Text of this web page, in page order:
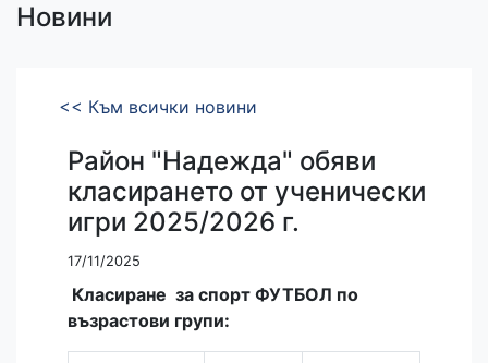
Новини
<< Към всички новини
Район "Надежда" обяви
класирането от ученически
игри 2025/2026 г.
17/11/2025
Класиране за спорт ФУТБОЛ по
възрастови групи: